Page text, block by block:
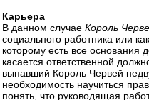
Карьера
В данном случае Король
социального работника или
которому есть все основания
касается ответственной
выпавший Король Червей
необходимость научиться
понять, что руководящая